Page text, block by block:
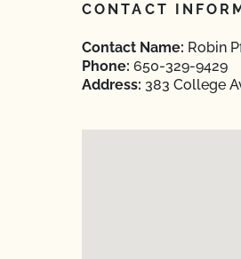
CONTACT
Contact Name: Robin
Phone: 650-329-9429
Address: 383 College